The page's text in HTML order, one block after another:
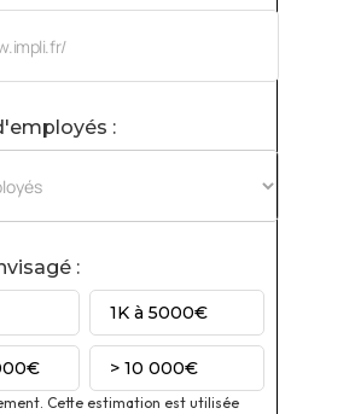
:
:
1K à 5000€
> 10 000€
Cette estimation est utilisée